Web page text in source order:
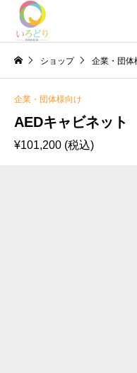
ショップ 企業・団体
企業・団体様向け
AEDキャビネッ
¥101,200 (税込)